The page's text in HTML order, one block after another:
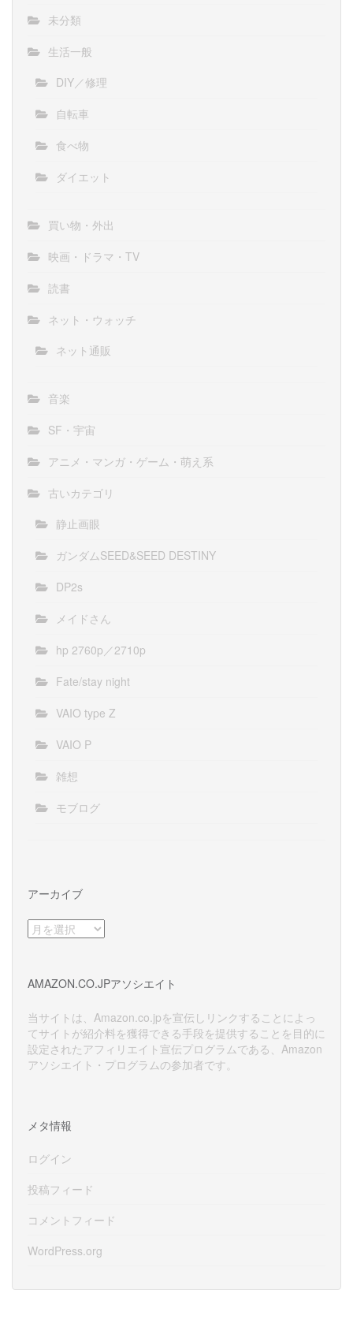
未分類
生活一般
DIY／修理
自転車
食べ物
ダイエット
買い物・外出
映画・ドラマ・TV
読書
ネット・ウォッチ
ネット通販
音楽
SF・宇宙
アニメ・マンガ・ゲーム・萌え系
古いカテゴリ
静止画眼
ガンダムSEED&SEED DESTINY
DP2s
メイドさん
hp 2760p／2710p
Fate/stay night
VAIO type Z
VAIO P
雑想
モブログ
アーカイブ
ア
ー
ブ
AMAZON.CO.JPアソシエイト
当サイトは、Amazon.co.jpを宣伝しリンクすることによっ
てサイトが紹介料を獲得できる手段を提供することを目的に
設定されたアフィリエイト宣伝プログラムである、Amazon
アソシエイト・プログラムの参加者です。
メタ情報
ログイン
投稿フィード
コメントフィード
WordPress.org